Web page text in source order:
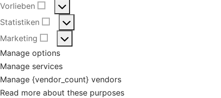
Vorlieben
Vorlieben
Statistiken
Statistiken
Marketing
Marketing
Manage options
Manage services
Manage {vendor_count} vendors
Read more about these purposes